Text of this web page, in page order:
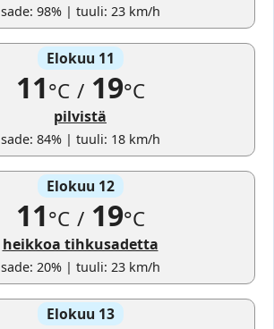
sade: 98% | tuuli: 23 km/h
Elokuu 11
11°C /19°C
pilvistä
sade: 84% | tuuli: 18 km/h
Elokuu 12
11°C /19°C
heikkoa tihkusadetta
sade: 20% | tuuli: 23 km/h
Elokuu 13